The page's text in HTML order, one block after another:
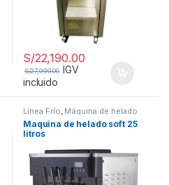
S/22,190.00
S/27,990.00 IGV
incluido
Línea Frío, Máquina de helado
soft
Maquina de helado soft 25
litros